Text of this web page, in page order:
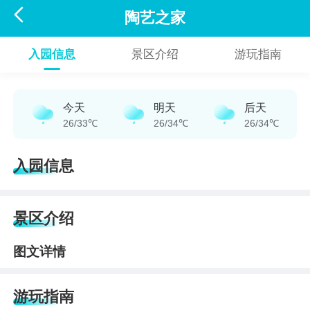
 陶艺之家
入园信息 景区介绍 游玩指南
今天
26/33℃
明天
26/34℃
后天
26/34℃
入园信息
景区介绍
图文详情
游玩指南